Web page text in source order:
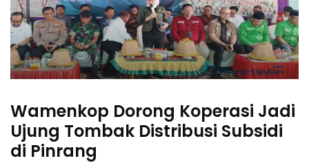
Wamenkop Dorong Koperasi Jadi
Ujung Tombak Distribusi Subsidi
di Pinrang